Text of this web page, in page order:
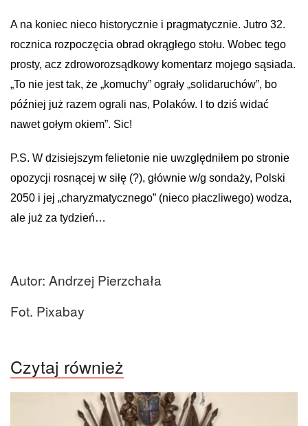
A na koniec nieco historycznie i pragmatycznie. Jutro 32.
rocznica rozpoczęcia obrad okrągłego stołu. Wobec tego
prosty, acz zdroworozsądkowy komentarz mojego sąsiada.
„To nie jest tak, że „komuchy” ograły „solidaruchów”, bo
później już razem ograli nas, Polaków. I to dziś widać
nawet gołym okiem”. Sic!
P.S. W dzisiejszym felietonie nie uwzględniłem po stronie
opozycji rosnącej w siłę (?), głównie w/g sondaży, Polski
2050 i jej „charyzmatycznego” (nieco płaczliwego) wodza,
ale już za tydzień…
Autor: Andrzej Pierzchała
Fot. Pixabay
Czytaj również